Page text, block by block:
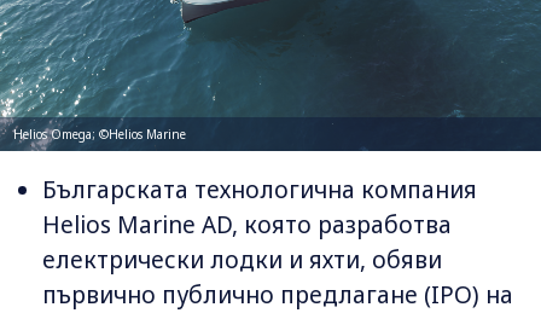
Helios Omega; ©Helios Marine
Българската технологична компания
Helios Marine AD, която разработва
електрически лодки и яхти, обяви
първично публично предлагане (IPO) на